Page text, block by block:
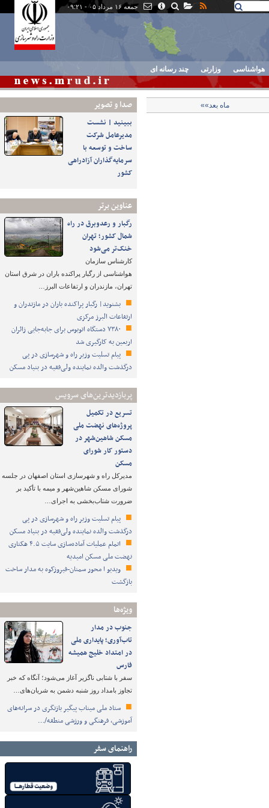
جمعه ۱۶ مرداد ۰۵ - ۰۹:۲۱
هواشناسی وزارتی چند رسانه ای
صدا و تصوير
ببینید | نشست
مدیرعامل شرکت
ساخت و توسعه با
سرمایه‌گذاران آزادراهی
کشور
عناوین برتر
رگبار و رعدوبرق در راه
شمال کشور؛ تهران
خنک‌تر می‌شود
کارشناس سازمان
هواشناسی از رگبار پراکنده باران در شرق استان
تهران، مازندران و ارتفاعات البرز…
بشنوید| رگبار پراکنده باران در مازندران و
ارتفاعات البرز مرکزی
۷۳۸۰ دستگاه اتوبوس برای جابه‌جایی زائران
اربعین به‌ کارگیری شد
پیام تسلیت وزیر راه و شهرسازی در پی
درگذشت والده نماینده ولی‌فقیه در بنیاد مسکن
پربازدیدترین‌های سرویس
تسریع در تکمیل
پروژه‌های نهضت ملی
مسکن شاهین‌شهر در
دستور کار شورای
مسکن
مدیرکل راه و شهرسازی استان اصفهان در جلسه
شورای مسکن شاهین‌شهر و میمه با تأکید بر
ضرورت شتاب‌بخشی به اجرای…
پیام تسلیت وزیر راه و شهرسازی در پی
درگذشت والده نماینده ولی‌فقیه در بنیاد مسکن
اتمام عملیات آماده‌سازی سایت ۴.۵ هکتاری
نهضت ملی مسکن امیدیه
ویدیو ا محور سمنان-فیروزکوه به مدار ساخت
بازگشت
ویژه‌ها
جنوب در مدار
تاب‌آوری؛ پایداری ملی
در امتداد خلیج همیشه
فارس
سفر با شتابی ناگزیر آغاز می‌شود؛ آنگاه که خبر
تجاوز بامداد روز شنبه دشمن به شریان‌های…
ستاد ملی میناب پیگیر بازنگری در سرانه‌های
آموزشی، فرهنگی و ورزشی منطقه/…
راهنمای سفر
ماه بعد»»